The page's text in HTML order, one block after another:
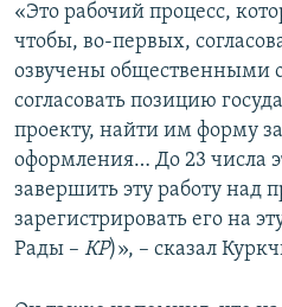
«Это рабочий процесс,
чтобы, во-первых,
озвучены общественными
согласовать позицию
проекту, найти им форму
оформления… До 23 числа
завершить эту работу над
зарегистрировать его на
Рады – КР)», – сказал